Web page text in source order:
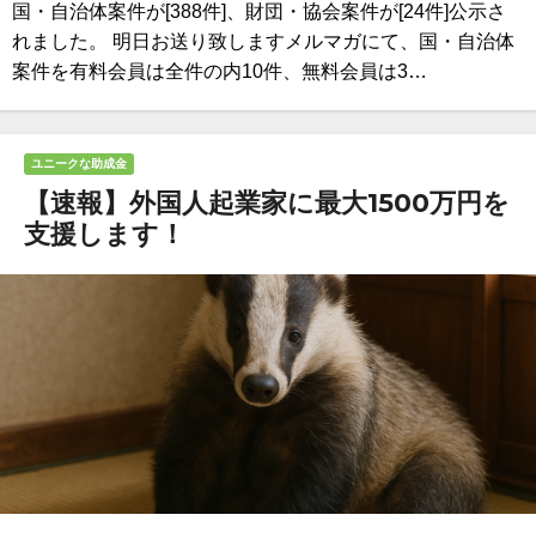
国・自治体案件が[388件]、財団・協会案件が[24件]公示さ
れました。 明日お送り致しますメルマガにて、国・自治体
案件を有料会員は全件の内10件、無料会員は3…
ユニークな助成金
【速報】外国人起業家に最大1500万円を
支援します！